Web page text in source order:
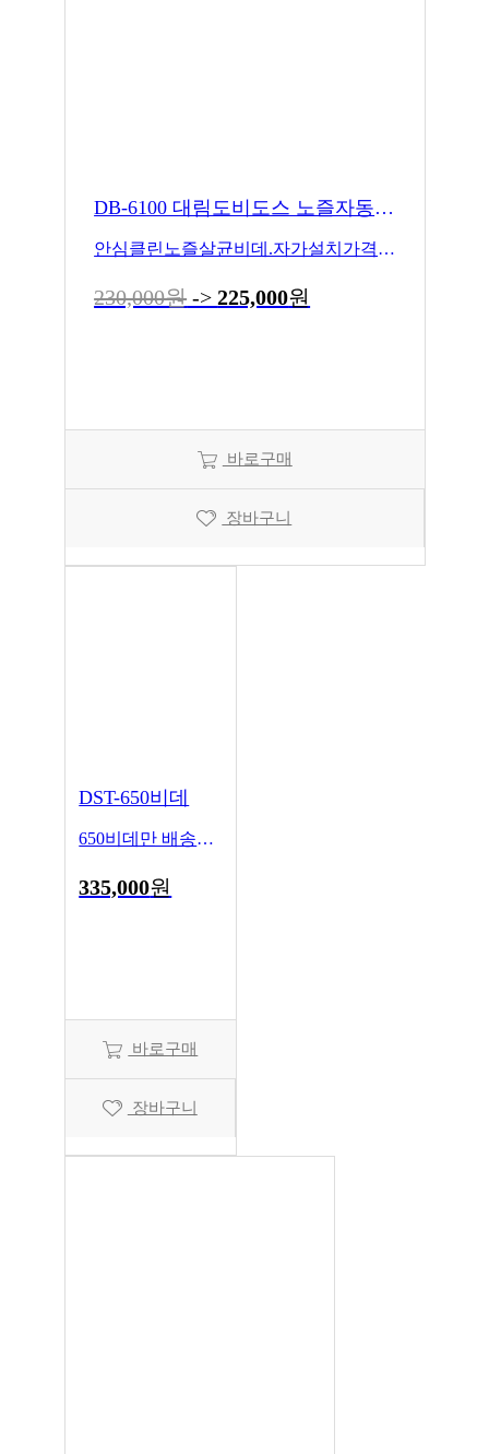
DB-6100 대림도비도스 노즐자동살균비데
안심클린노즐살균비데.자가설치가격입니다
230,000원 ->225,000원
바로구매
장바구니
DST-650비데
650비데만 배송됩니다
335,000원
바로구매
장바구니